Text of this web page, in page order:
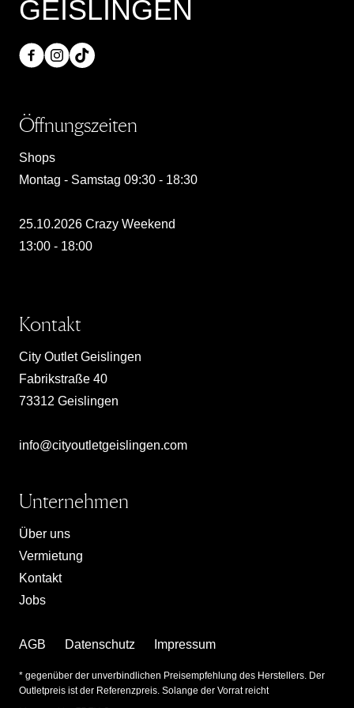
GEISLINGEN
Öffnungszeiten
Shops
Montag - Samstag 09:30 - 18:30
25.10.2026 Crazy Weekend
13:00 - 18:00
Kontakt
City Outlet Geislingen
Fabrikstraße 40
73312 Geislingen
info@cityoutletgeislingen.com
Unternehmen
Über uns
Vermietung
Kontakt
Jobs
AGB Datenschutz Impressum
* gegenüber der unverbindlichen Preisempfehlung des Herstellers. Der
Outletpreis ist der Referenzpreis. Solange der Vorrat reicht